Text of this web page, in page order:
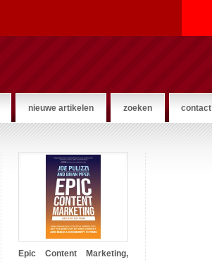
nieuwe artikelen zoeken contact
Epic Content Marketing,